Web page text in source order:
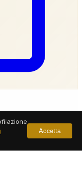
Accetta